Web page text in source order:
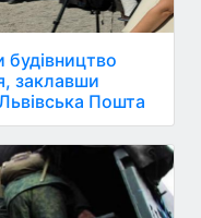
будівництво
заклавши
Пошта